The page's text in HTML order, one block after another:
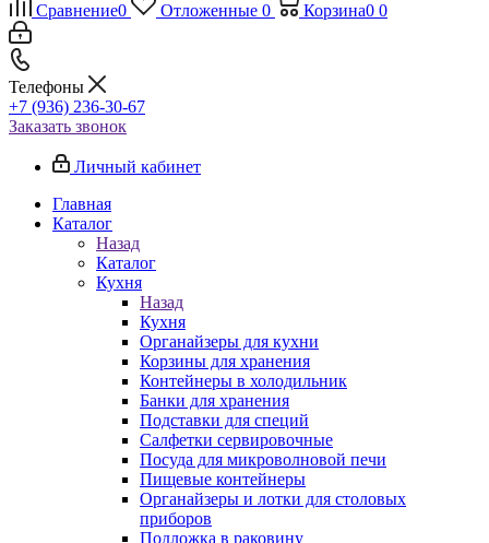
Сравнение0 Отложенные 0 Корзина0 0
Телефоны
+7 (936) 236-30-67
Заказать звонок
Личный кабинет
Главная
Каталог
Назад
Каталог
Кухня
Назад
Кухня
Органайзеры для кухни
Корзины для хранения
Контейнеры в холодильник
Банки для хранения
Подставки для специй
Салфетки сервировочные
Посуда для микроволновой печи
Пищевые контейнеры
Органайзеры и лотки для столовых
приборов
Подложка в раковину